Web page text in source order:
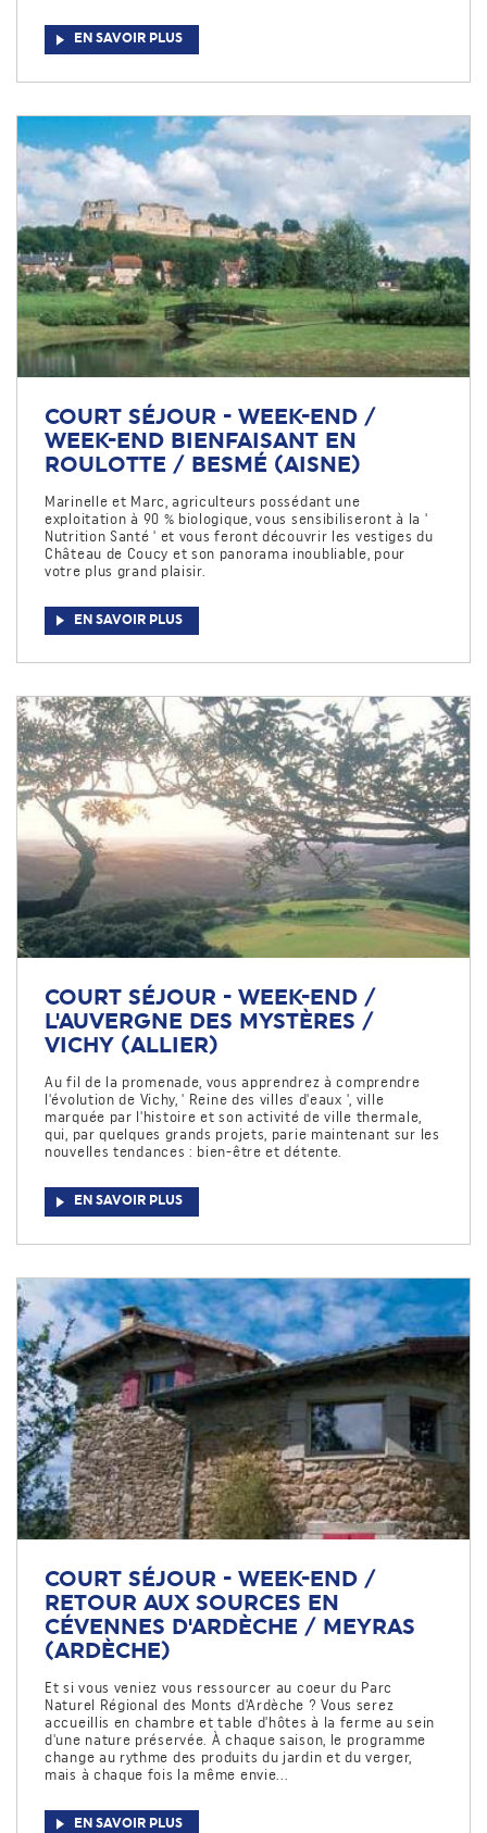
EN SAVOIR PLUS
COURT SÉJOUR - WEEK-END /
WEEK-END BIENFAISANT EN
ROULOTTE / BESMÉ (AISNE)
Marinelle et Marc, agriculteurs possédant une
exploitation à 90 % biologique, vous sensibiliseront à la '
Nutrition Santé ' et vous feront découvrir les vestiges du
Château de Coucy et son panorama inoubliable, pour
votre plus grand plaisir.
EN SAVOIR PLUS
COURT SÉJOUR - WEEK-END /
L'AUVERGNE DES MYSTÈRES /
VICHY (ALLIER)
Au fil de la promenade, vous apprendrez à comprendre
l'évolution de Vichy, ' Reine des villes d'eaux ', ville
marquée par l'histoire et son activité de ville thermale,
qui, par quelques grands projets, parie maintenant sur les
nouvelles tendances : bien-être et détente.
EN SAVOIR PLUS
COURT SÉJOUR - WEEK-END /
RETOUR AUX SOURCES EN
CÉVENNES D'ARDÈCHE / MEYRAS
(ARDÈCHE)
Et si vous veniez vous ressourcer au coeur du Parc
Naturel Régional des Monts d'Ardèche ? Vous serez
accueillis en chambre et table d'hôtes à la ferme au sein
d'une nature préservée. À chaque saison, le programme
change au rythme des produits du jardin et du verger,
mais à chaque fois la même envie...
EN SAVOIR PLUS